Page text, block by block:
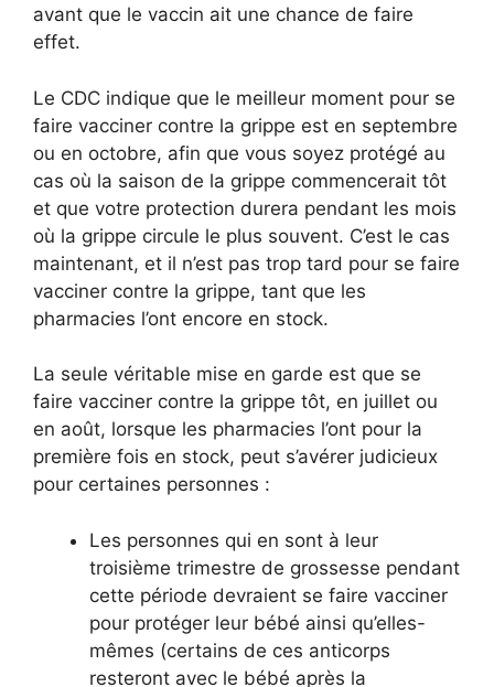
avant que le vaccin ait une chance de faire
effet.
Le CDC indique que le meilleur moment pour se
faire vacciner contre la grippe est en septembre
ou en octobre, afin que vous soyez protégé au
cas où la saison de la grippe commencerait tôt
et que votre protection durera pendant les mois
où la grippe circule le plus souvent. C’est le cas
maintenant, et il n’est pas trop tard pour se faire
vacciner contre la grippe, tant que les
pharmacies l’ont encore en stock.
La seule véritable mise en garde est que se
faire vacciner contre la grippe tôt, en juillet ou
en août, lorsque les pharmacies l’ont pour la
première fois en stock, peut s’avérer judicieux
pour certaines personnes :
Les personnes qui en sont à leur
troisième trimestre de grossesse pendant
cette période devraient se faire vacciner
pour protéger leur bébé ainsi qu’elles-
mêmes (certains de ces anticorps
resteront avec le bébé après la